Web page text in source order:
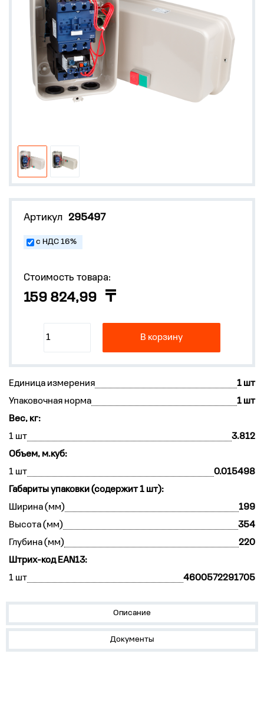
Артикул 295497
с НДС 16%
Стоимость товара:
159 824,99
В корзину
Единица измерения
1 шт
Упаковочная норма
1 шт
Вес, кг:
1 шт
3.812
Объем, м.куб:
1 шт
0.015498
Габариты упаковки (содержит 1 шт):
Ширина (мм)
199
Высота (мм)
354
Глубина (мм)
220
Штрих-код EAN13:
1 шт
4600572291705
Описание
Документы